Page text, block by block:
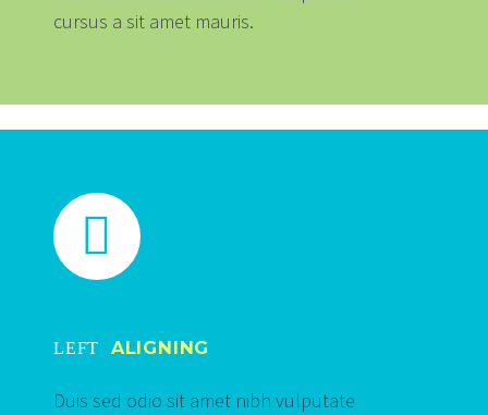
cursus a sit amet mauris.


LEFT ALIGNING
Duis sed odio sit amet nibh vulputate